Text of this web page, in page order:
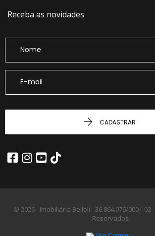
Receba as novidades
CADASTRAR
© 2026 - Imobiliária Belloli -36.864.076/0001-02 -
Reservados.